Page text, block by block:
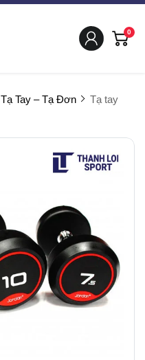
0
Tạ Tay – Tạ Đơn
Tạ tay